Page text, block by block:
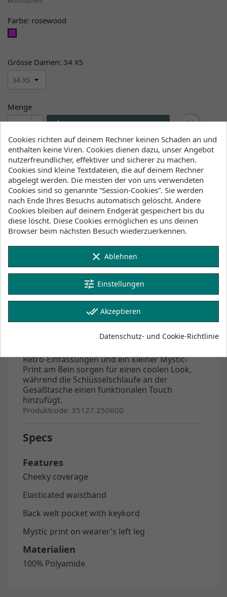
Farbe: rosewood
Grösse Damen: 34 XS
Menge
 IN DEN WARENKORB
favorite_border
Liefern wir ab Lager
Verfügbarkeit (Lager, Lieferzeiten)
Lager Wind&Snow
an Lager:
2-4 Werktage
Klicke hier um die Lagerbestände anzuzeigen
Beschreibung
Artikeldetails
Lagerbestand
Mit frechem Schnitt und elastischem Bund für
Retro-Einfassungen und ein kleiner Mystic-
Print am Bein sorgen für einen coolen Look,
während die Schlüsselschlaufe an der
Gesäßtasche einen funktionalen Touch
hinzufügt.
Produktcode: 35127.250600
Specs
Features
Cheeky coverage
Elasticated waistband
Back welt pocket with keykord
Mystic print on wearer's left leg
Materialien
100% Polyamide
Cookies richten auf deinem Rechner keinen Schaden an und
enthalten keine Viren. Cookies dienen dazu, unser Angebot
nutzerfreundlicher, effektiver und sicherer zu machen.
Cookies sind kleine Textdateien, die auf deinem Rechner
abgelegt werden. Die meisten der von uns verwendeten
Cookies sind so genannte “Session-Cookies”. Sie werden
nach Ende Ihres Besuchs automatisch gelöscht. Andere
Cookies bleiben auf deinem Endgerät gespeichert bis du
diese löscht. Diese Cookies ermöglichen es uns deinen
Browser beim nächsten Besuch wiederzuerkennen.
clear Ablehnen
tune Einstellungen
done_all Akzeptieren
Datenschutz- und Cookie-Richtlinie